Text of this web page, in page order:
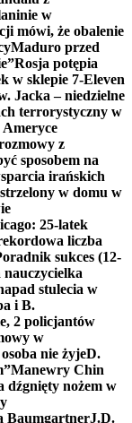
w
mówi, że obalenie
Maduro przed
Rosja potępia
w sklepie 7-Eleven
Jacka – niedzielne
terrorystyczny w
z
sposobem na
irańskich
w domu w
25-latek
liczba
sukces (12-
stulecia w
i B.
2 policjantów
w
nie żyjeD.
Manewry Chin
dźgnięty nożem w
BaumgartnerJ.D.